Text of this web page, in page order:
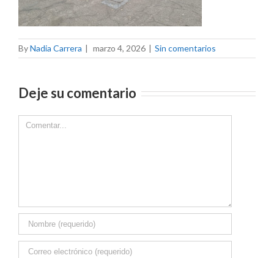
ByNadia Carrera | marzo 4, 2026 | Sin comentarios
Deje su comentario
Comment